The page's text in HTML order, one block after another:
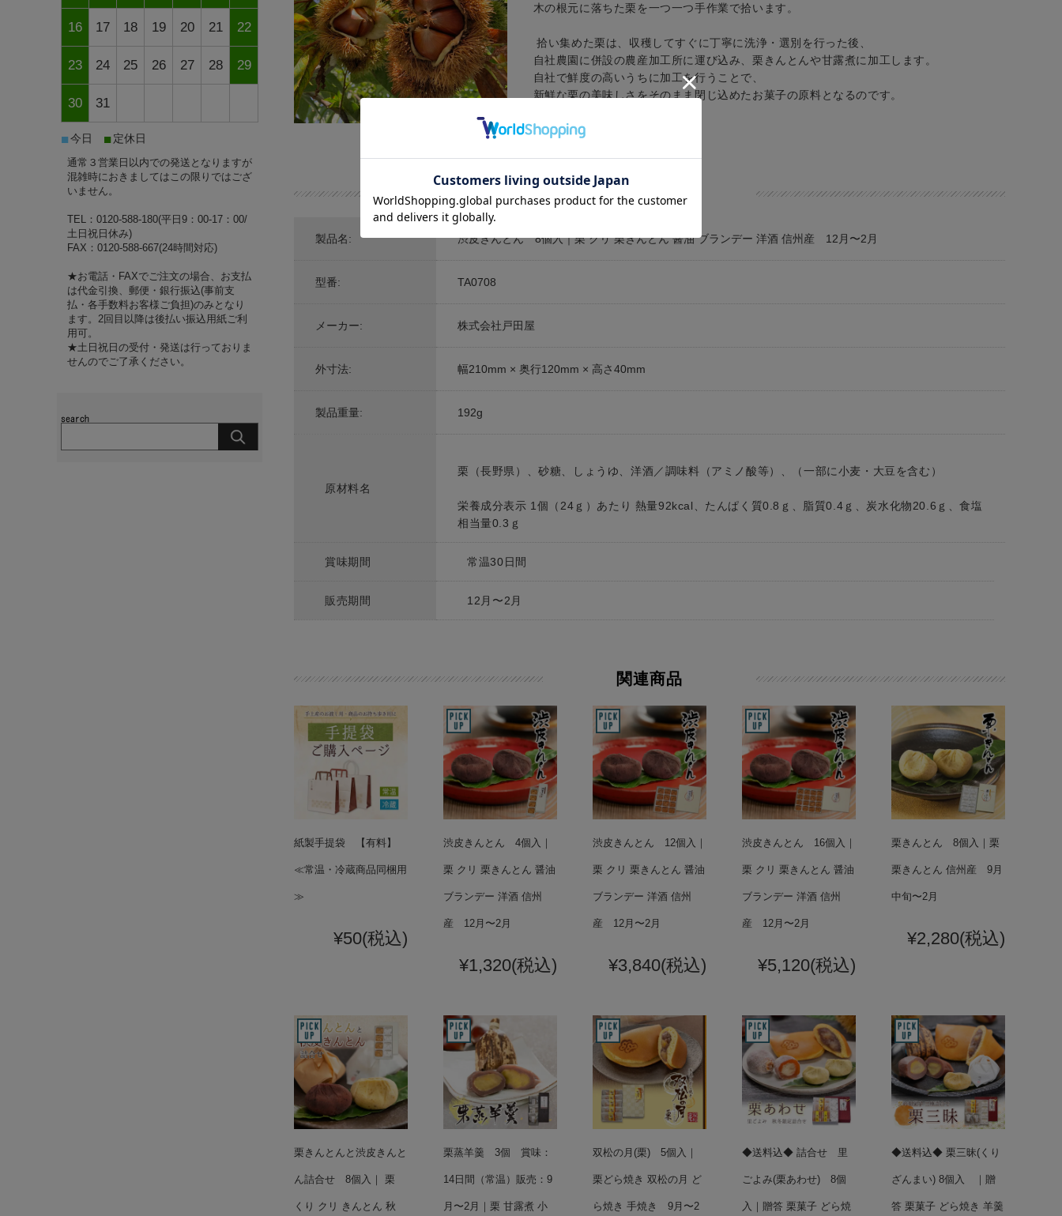
木の根元に落ちた栗を一つ一つ手作業で拾います。
拾い集めた栗は、収穫してすぐに丁寧に洗浄・選別を行った後、
自社農園に併設の農産加工所に運び込み、栗きんとんや甘露煮に加工します。
自社で鮮度の高いうちに加工を行うことで、
新鮮な栗の美味しさをそのまま閉じ込めたお菓子の原料となるのです。
商品仕様
製品名: 渋皮きんとん 8個入｜栗 クリ 栗きんとん 醤油 ブランデー 洋酒 信州産 12月〜2月
型番: TA0708
メーカー: 株式会社戸田屋
外寸法: 幅210mm × 奥行120mm × 高さ40mm
製品重量: 192g
原材料名
栗（長野県）、砂糖、しょうゆ、洋酒／調味料（アミノ酸等）、（一部に小麦・大豆を含む）
栄養成分表示 1個（24ｇ）あたり 熱量92kcal、たんぱく質0.8ｇ、脂質0.4ｇ、炭水化物20.6ｇ、食塩
相当量0.3ｇ
賞味期間 常温30日間
販売期間 12月〜2月
関連商品
紙製手提袋 【有料】
≪常温・冷蔵商品同梱用
≫
¥50(税込)
渋皮きんとん 4個入｜
栗 クリ 栗きんとん 醤油
ブランデー 洋酒 信州
産 12月〜2月
¥1,320(税込)
渋皮きんとん 12個入｜
栗 クリ 栗きんとん 醤油
ブランデー 洋酒 信州
産 12月〜2月
¥3,840(税込)
渋皮きんとん 16個入｜
栗 クリ 栗きんとん 醤油
ブランデー 洋酒 信州
産 12月〜2月
¥5,120(税込)
栗きんとん 8個入｜栗
栗きんとん 信州産 9月
中旬〜2月
¥2,280(税込)
栗きんとんと渋皮きんと
ん詰合せ 8個入｜ 栗
くり クリ きんとん 秋
栗蒸羊羹 3個 賞味：
14日間（常温）販売：9
月〜2月｜栗 甘露煮 小
双松の月(栗) 5個入｜
栗どら焼き 双松の月 ど
ら焼き 手焼き 9月〜2
◆送料込◆ 詰合せ 里
ごよみ(栗あわせ) 8個
入｜贈答 栗菓子 どら焼
◆送料込◆ 栗三昧(くり
ざんまい) 8個入 ｜贈
答 栗菓子 どら焼き 羊羹
16 17 18 19 20 21 22
23 24 25 26 27 28 29
30 31
■今日 ■定休日
通常３営業日以内での発送となりますが
混雑時におきましてはこの限りではござ
いません。
TEL：0120-588-180(平日9：00-17：00/
土日祝日休み)
FAX：0120-588-667(24時間対応)
★お電話・FAXでご注文の場合、お支払
は代金引換、郵便・銀行振込(事前支
払・各手数料お客様ご負担)のみとなり
ます。2回目以降は後払い振込用紙ご利
用可。
★土日祝日の受付・発送は行っておりま
せんのでご了承ください。